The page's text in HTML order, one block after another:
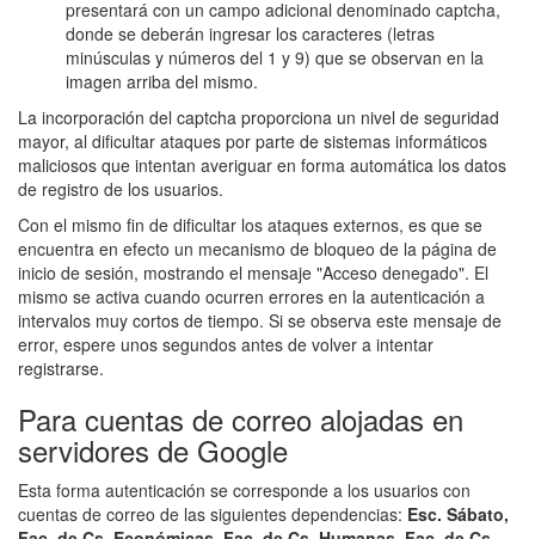
presentará con un campo adicional denominado captcha,
donde se deberán ingresar los caracteres (letras
minúsculas y números del 1 y 9) que se observan en la
imagen arriba del mismo.
La incorporación del captcha proporciona un nivel de seguridad
mayor, al dificultar ataques por parte de sistemas informáticos
maliciosos que intentan averiguar en forma automática los datos
de registro de los usuarios.
Con el mismo fin de dificultar los ataques externos, es que se
encuentra en efecto un mecanismo de bloqueo de la página de
inicio de sesión, mostrando el mensaje "Acceso denegado". El
mismo se activa cuando ocurren errores en la autenticación a
intervalos muy cortos de tiempo. Si se observa este mensaje de
error, espere unos segundos antes de volver a intentar
registrarse.
Para cuentas de correo alojadas en
servidores de Google
Esta forma autenticación se corresponde a los usuarios con
cuentas de correo de las siguientes dependencias: Esc. Sábato,